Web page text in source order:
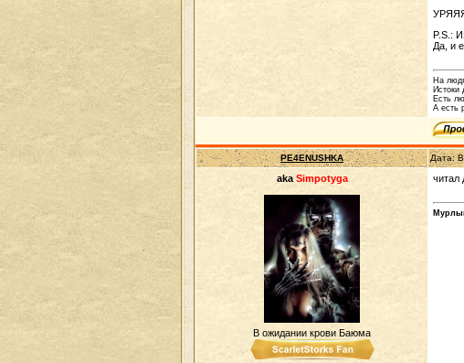
P.S.:
Да, и
На
Истоки
Есть
А есть
PE4ENUSHKA Дата:
aka Simpotyga
В ожидании крови Баюма
читал